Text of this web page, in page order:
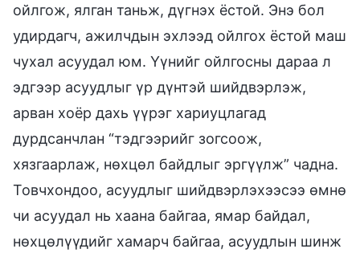
ойлгож, ялган таньж, дүгнэх ёстой. Энэ бол
удирдагч, ажилчдын эхлээд ойлгох ёстой маш
чухал асуудал юм. Үүнийг ойлгосны дараа л
эдгээр асуудлыг үр дүнтэй шийдвэрлэж,
арван хоёр дахь үүрэг хариуцлагад
дурдсанчлан “тэдгээрийг зогсоож,
хязгаарлаж, нөхцөл байдлыг эргүүлж” чадна.
Товчхондоо, асуудлыг шийдвэрлэхээсээ өмнө
чи асуудал нь хаана байгаа, ямар байдал,
нөхцөлүүдийг хамарч байгаа, асуудлын шинж